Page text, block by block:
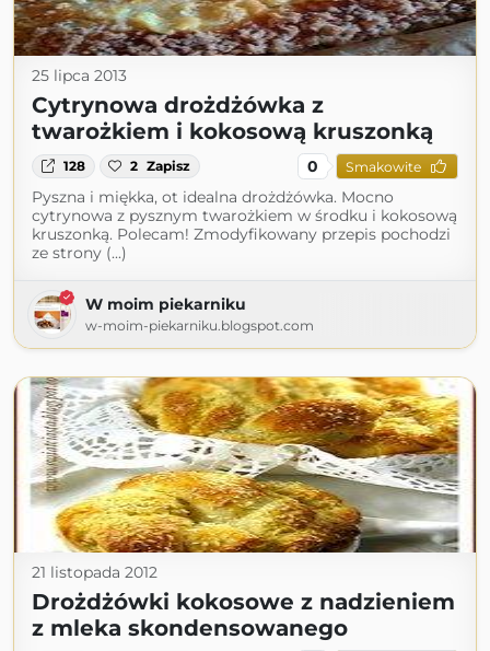
25 lipca 2013
Cytrynowa drożdżówka z
twarożkiem i kokosową kruszonką
128 2 Zapisz 0 Smakowite
Pyszna i miękka, ot idealna drożdżówka. Mocno
cytrynowa z pysznym twarożkiem w środku i kokosową
kruszonką. Polecam! Zmodyfikowany przepis pochodzi
ze strony (...)
W moim piekarniku
w-moim-piekarniku.blogspot.com
21 listopada 2012
Drożdżówki kokosowe z nadzieniem
z mleka skondensowanego